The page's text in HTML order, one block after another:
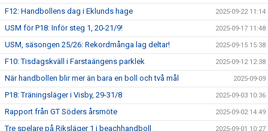
F12: Handbollens dag i Eklunds hage 2025-09-22 11:14
USM för P18: Inför steg 1, 20-21/9! 2025-09-17 11:48
USM, säsongen 25/26: Rekordmånga lag deltar! 2025-09-15 15:38
F10: Tisdagskväll i Farstaängens parklek 2025-09-12 12:38
När handbollen blir mer än bara en boll och två mål 2025-09-09
P18: Träningsläger i Visby, 29-31/8 2025-09-03 10:36
Rapport från GT Söders årsmöte 2025-09-02 14:49
Tre spelare på Riksläger 1 i beachhandboll 2025-09-01 10:27